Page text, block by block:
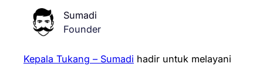
Sumadi
Founder
Kepala Tukang – Sumadi hadir untuk melayani